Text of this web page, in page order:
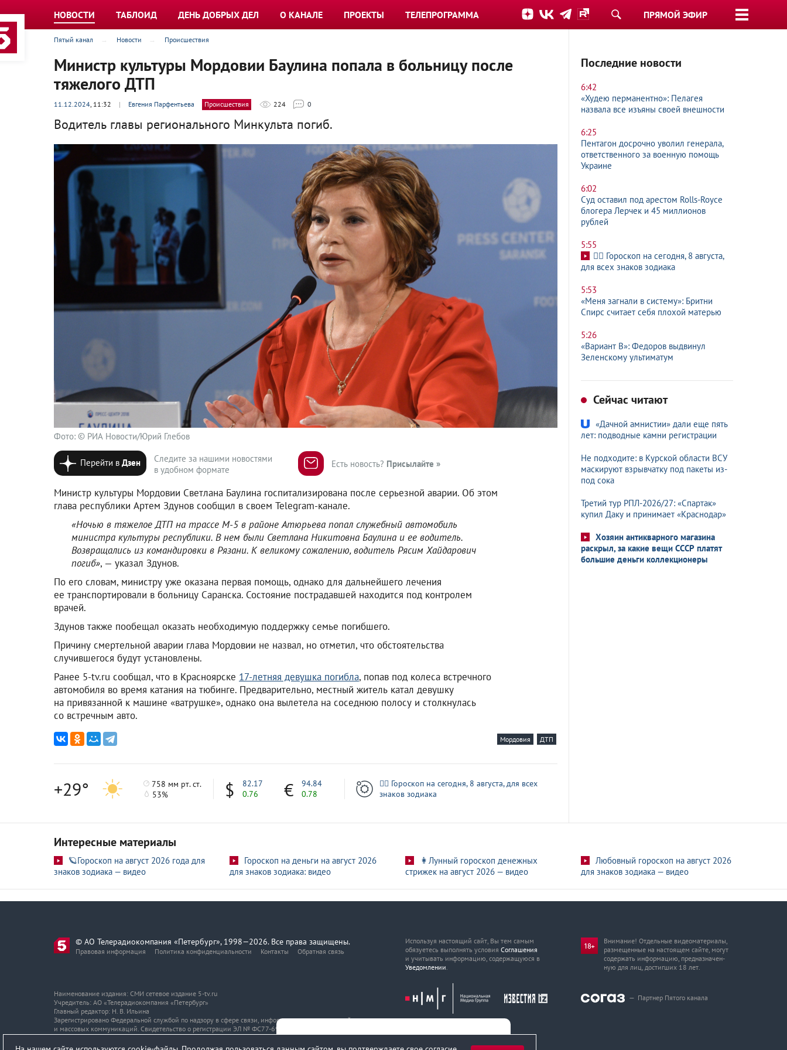
ПРЯМОЙ ЭФИР
НОВОСТИ ТАБЛОИД ДЕНЬ ДОБРЫХ ДЕЛ О КАНАЛЕ ПРОЕКТЫ ТЕЛЕПРОГРАММА
Пятый канал Новости Происшествия
Министр культуры Мордовии Баулина попала в больницу после
тяжелого ДТП
11.12.2024, 11:32 | Евгения Парфентьева Происшествия 224 0
Водитель главы регионального Минкульта погиб.
Фото: © РИА Новости/Юрий Глебов
Перейти вДзен
Следите за нашими новостями
в удобном формате
Есть новость? Присылайте »
Министр культуры Мордовии Светлана Баулина госпитализирована после серьезной аварии. Об этом
глава республики Артем Здунов сообщил в своем Telegram-канале.
«Ночью в тяжелое ДТП на трассе М-5 в районе Атюрьева попал служебный автомобиль
министра культуры республики. В нем были Светлана Никитовна Баулина и ее водитель.
Возвращались из командировки в Рязани. К великому сожалению, водитель Рясим Хайдарович
погиб», — указал Здунов.
По его словам, министру уже оказана первая помощь, однако для дальнейшего лечения
ее транспортировали в больницу Саранска. Состояние пострадавшей находится под контролем
врачей.
Здунов также пообещал оказать необходимую поддержку семье погибшего.
Причину смертельной аварии глава Мордовии не назвал, но отметил, что обстоятельства
случившегося будут установлены.
Ранее 5-tv.ru сообщал, что в Красноярске 17-летняя девушка погибла, попав под колеса встречного
автомобиля во время катания на тюбинге. Предварительно, местный житель катал девушку
на привязанной к машине «ватрушке», однако она вылетела на соседнюю полосу и столкнулась
со встречным авто.
Мордовия ДТП
+29°
758 мм рт. ст.
53%
82.17
0.76
94.84
0.78
🧙‍♀ Гороскоп на сегодня, 8 августа, для всех
знаков зодиака
Последние новости
6:42
«Худею перманентно»: Пелагея
назвала все изъяны своей внешности
6:25
Пентагон досрочно уволил генерала,
ответственного за военную помощь
Украине
6:02
Суд оставил под арестом Rolls-Royce
блогера Лерчек и 45 миллионов
рублей
5:55
🧙‍♀ Гороскоп на сегодня, 8 августа,
для всех знаков зодиака
5:53
«Меня загнали в систему»: Бритни
Спирс считает себя плохой матерью
5:26
«Вариант B»: Федоров выдвинул
Зеленскому ультиматум
Сейчас читают
«Дачной амнистии» дали еще пять
лет: подводные камни регистрации
Не подходите: в Курской области ВСУ
маскируют взрывчатку под пакеты из-
под сока
Третий тур РПЛ-2026/27: «Спартак»
купил Даку и принимает «Краснодар»
Хозяин антикварного магазина
раскрыл, за какие вещи СССР платят
большие деньги коллекционеры
Интересные материалы
🪐Гороскоп на август 2026 года для
знаков зодиака — видео
Гороскоп на деньги на август 2026
для знаков зодиака: видео
👩Лунный гороскоп денежных
стрижек на август 2026 — видео
Любовный гороскоп на август 2026
для знаков зодиака — видео
© АО Телерадиокомпания «Петербург», 1998—2026. Все права защищены.
Правовая информация Политика конфиденциальности Контакты Обратная связь
Используя настоящий сайт, Вы тем самым
обязуетесь выполнять условия Соглашения
и учитывать информацию, содержащуюся в
Уведомлении.
Внимание! Отдельные видеоматериалы,
размещенные на настоящем сайте, могут
содержать информацию, предназначен­
ную для лиц, достигших 18 лет.
Наименование издания: СМИ сетевое издание 5-tv.ru
Учредитель: АО «Телерадиокомпания «Петербург»
Главный редактор: Н. В. Ильина
Зарегистрировано Федеральной службой по надзору в сфере связи, информационных технологий
и массовых коммуникаций. Свидетельство о регистрации ЭЛ № ФС77-69216 от 29 марта 2017 года.
Адрес и телефон редакции
— Партнер Пятого канала